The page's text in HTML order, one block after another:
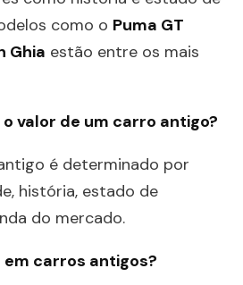
como o Puma GT
Ghia estão entre os mais
valor de um carro antigo?
é determinado por
história, estado de
do mercado.
carros antigos?